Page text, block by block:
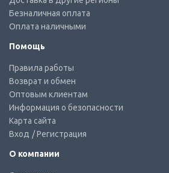
Безналичная оплата
Оплата наличными
Помощь
Правила работы
Возврат и обмен
Оптовым клиентам
Информация о безопасности
Карта сайта
Вход / Регистрация
О компании